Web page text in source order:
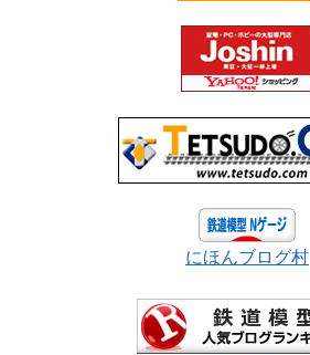
にほんブログ村